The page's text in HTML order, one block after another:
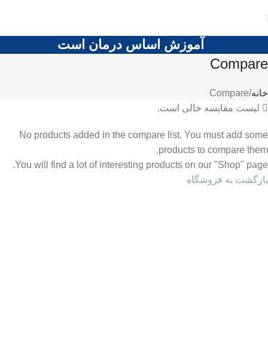
آموزش اساس درمان است
Compare
خانه Compare
لیست مقایسه خالی است.
No products added in the compare list. You must add some
products to compare them.
You will find a lot of interesting products on our "Shop" page.
بازگشت به فروشگاه